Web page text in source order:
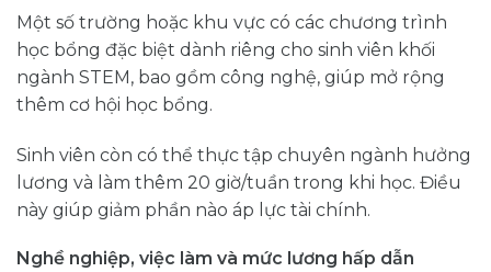
Một số trường hoặc khu vực có các chương trình
học bổng đặc biệt dành riêng cho sinh viên khối
ngành STEM, bao gồm công nghệ, giúp mở rộng
thêm cơ hội học bổng.
Sinh viên còn có thể thực tập chuyên ngành hưởng
lương và làm thêm 20 giờ/tuần trong khi học. Điều
này giúp giảm phần nào áp lực tài chính.
Nghề nghiệp, việc làm và mức lương hấp dẫn